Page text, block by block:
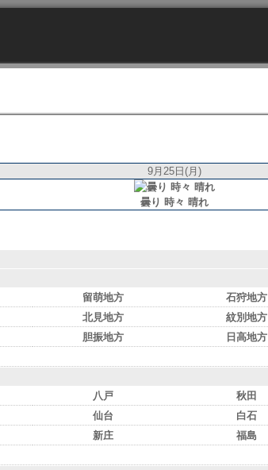
9月25日(月)
曇り 時々 晴れ
留萌地方 石狩地方
北見地方 紋別地方
胆振地方 日高地方
八戸 秋田
仙台 白石
新庄 福島